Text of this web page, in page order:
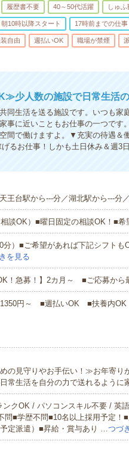
履歴書不要 40～50代活躍 しゅふ
朝10時以降スタート 17時前までの仕事
自由 週払いOK 職場が禁煙
少人数の施設で日常生活
同生活を送る施設です。いつも家
に近いこともお仕事の一つです
間で働けますよ。▼充実の待遇＆
るお仕事！しかも土日休み＆週3
王台駅から---分／湖北駅から---分
談OK）■曜日固定の相談OK！■希
分）■ご希望があれば下記シフトも
を見る
！急募！】2カ月～ ■ご応募から
1350円～ ■週払いOK ■扶養内
の見守りやお手伝い！≫お年寄り
常生活を自分の力で送れるように
クOK / パソコンスキル不要 / 英
問■学歴不問■10名以上採用予定！
定派遣）■昇給・賞与あり …つづ